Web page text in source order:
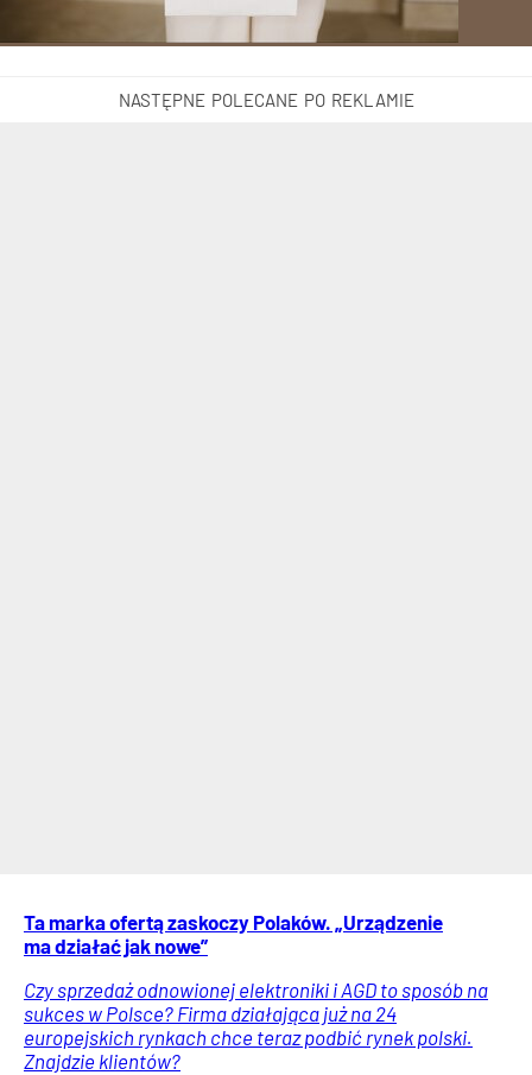
Ta marka ofertą zaskoczy Polaków. „Urządzenie
ma działać jak nowe”
Czy sprzedaż odnowionej elektroniki i AGD to sposób na
sukces w Polsce? Firma działająca już na 24
europejskich rynkach chce teraz podbić rynek polski.
Znajdzie klientów?